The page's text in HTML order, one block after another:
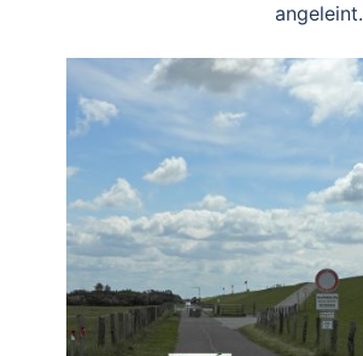
angeleint.